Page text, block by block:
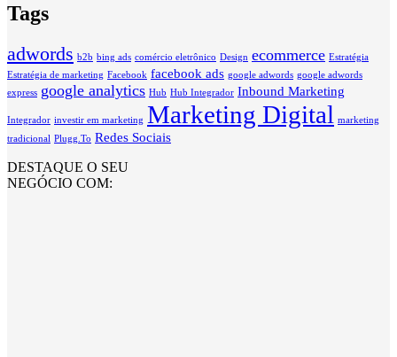
Tags
adwords b2b bing ads comércio eletrônico Design ecommerce Estratégia
Estratégia de marketing Facebook facebook ads google adwords google adwords
express google analytics Hub Hub Integrador Inbound Marketing
Integrador investir em marketing Marketing Digital marketing
tradicional Plugg.To Redes Sociais
DESTAQUE O SEU
NEGÓCIO COM: